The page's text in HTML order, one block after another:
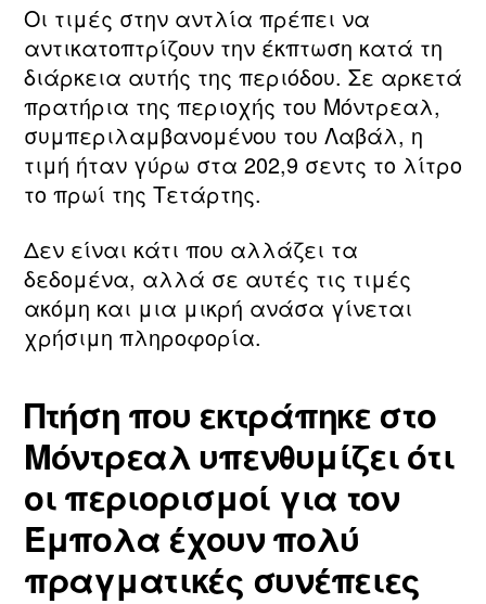
Οι τιμές στην αντλία πρέπει να
αντικατοπτρίζουν την έκπτωση κατά τη
διάρκεια αυτής της περιόδου. Σε αρκετά
πρατήρια της περιοχής του Μόντρεαλ,
συμπεριλαμβανομένου του Λαβάλ, η
τιμή ήταν γύρω στα 202,9 σεντς το λίτρο
το πρωί της Τετάρτης.
Δεν είναι κάτι που αλλάζει τα
δεδομένα, αλλά σε αυτές τις τιμές
ακόμη και μια μικρή ανάσα γίνεται
χρήσιμη πληροφορία.
Πτήση που εκτράπηκε στο
Μόντρεαλ υπενθυμίζει ότι
οι περιορισμοί για τον
Έμπολα έχουν πολύ
πραγματικές συνέπειες